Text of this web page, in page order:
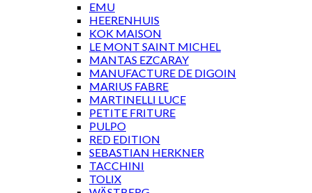
EMU
HEERENHUIS
KOK MAISON
LE MONT SAINT MICHEL
MANTAS EZCARAY
MANUFACTURE DE DIGOIN
MARIUS FABRE
MARTINELLI LUCE
PETITE FRITURE
PULPO
RED EDITION
SEBASTIAN HERKNER
TACCHINI
TOLIX